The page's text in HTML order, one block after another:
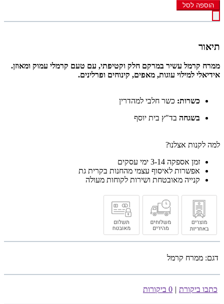
הוספה לסל
תיאור
ממרח קרמל עשיר במרקם חלק וקטיפתי, עם טעם קרמלי עמוק ומאוזן.
אידיאלי למילוי עוגות, מאפים, קינוחים ופרלינים.
כשרות: כשר חלבי למהדרין
בשגחה בד"ץ בית יוסף
למה לקנות אצלנו?
זמן אספקה 3-14 ימי עסקים
אפשרות לאיסוף עצמי מהחנות בקרית גת
קנייה מאובטחת ושירות לקוחות מעולה
דגם: ממרח קרמל
כתבו ביקורת | 0 ביקורות